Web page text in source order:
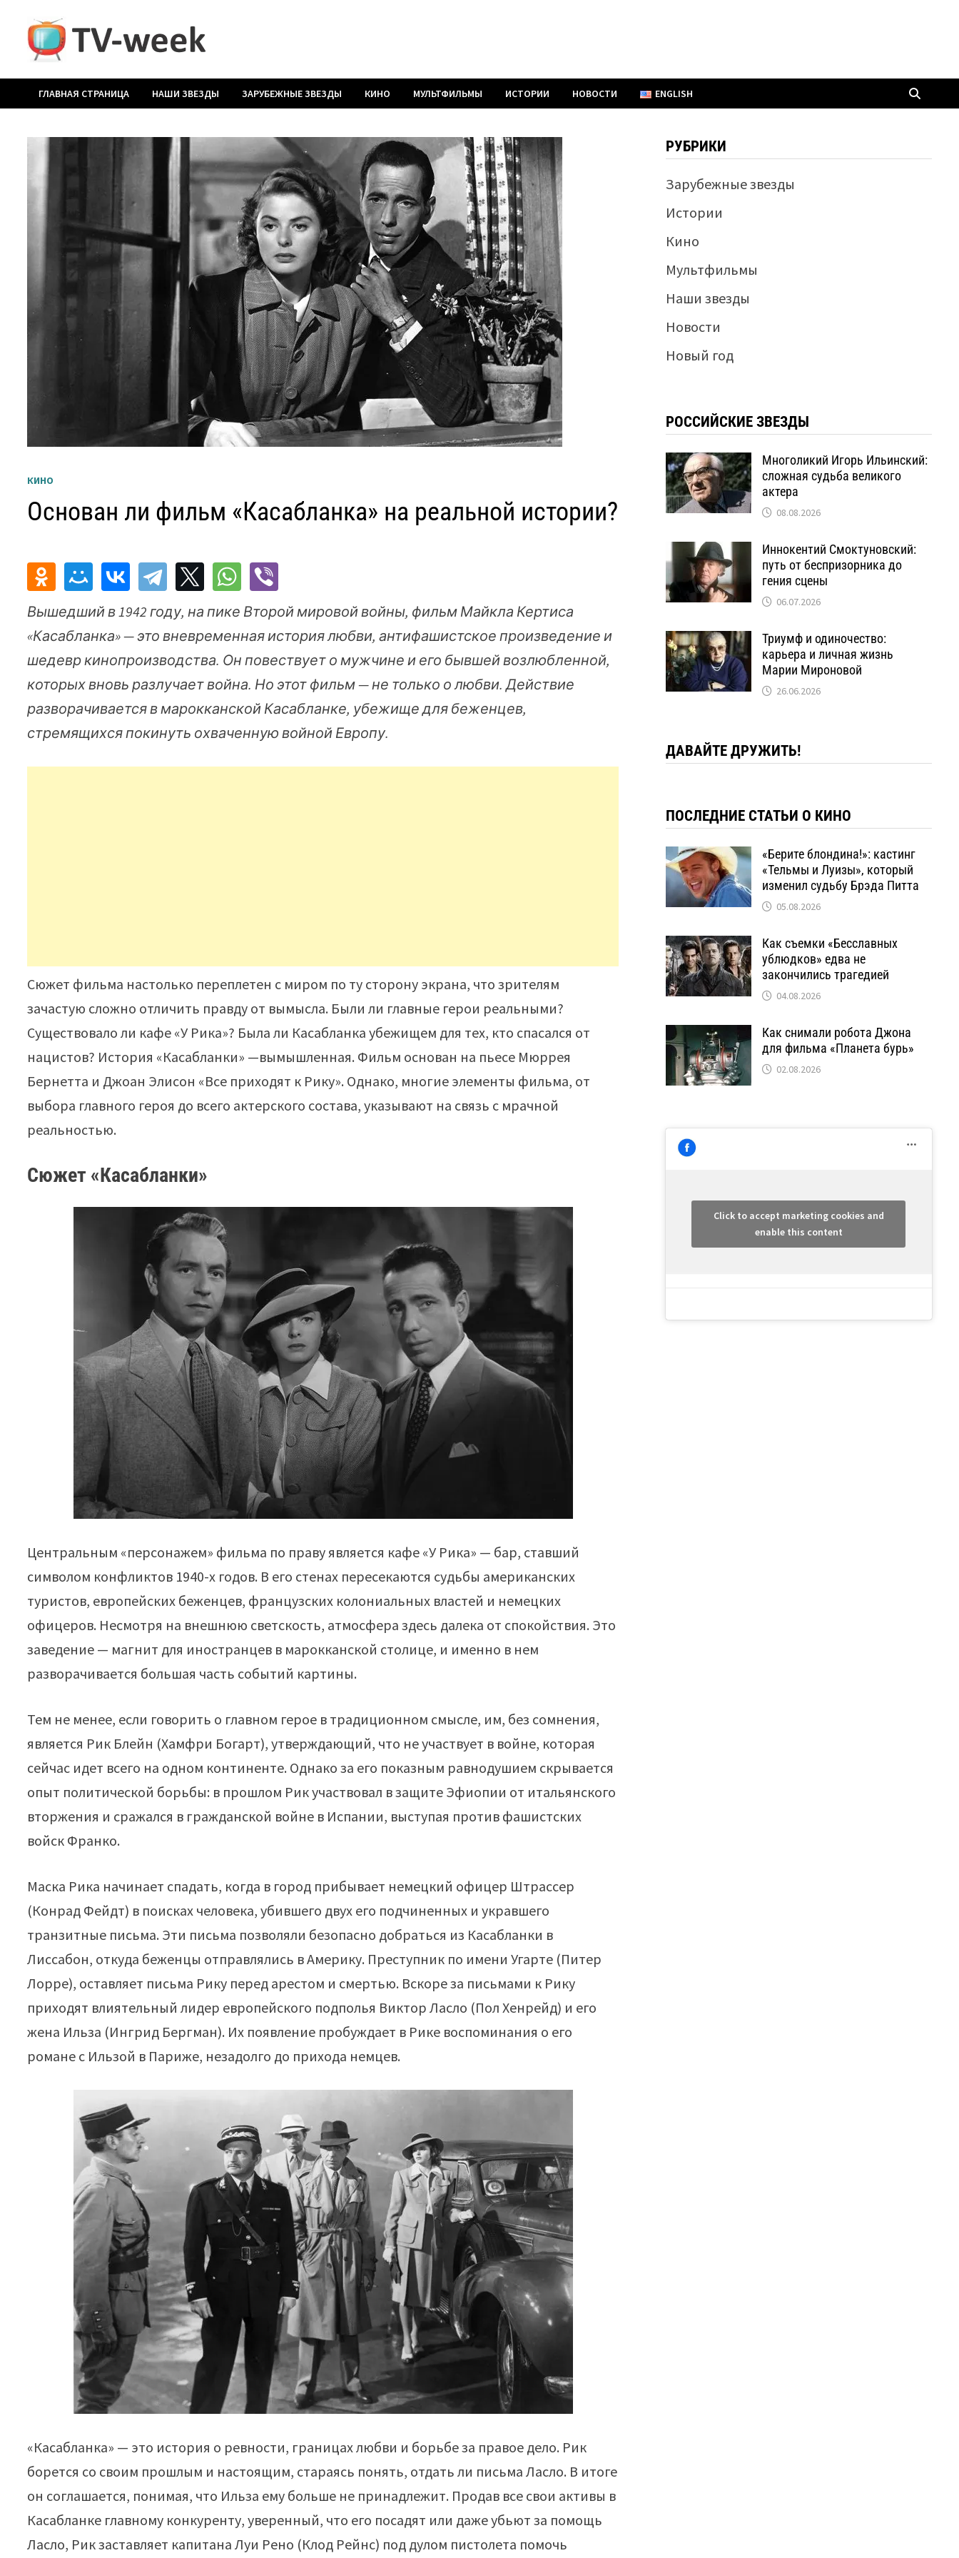
содержимому
ГЛАВНАЯ СТРАНИЦА НАШИ ЗВЕЗДЫ ЗАРУБЕЖНЫЕ ЗВЕЗДЫ КИНО МУЛЬТФИЛЬМЫ ИСТОРИИ НОВОСТИ ENGLISH
КИНО
Основан ли фильм «Касабланка» на реальной истории?
Вышедший в 1942 году, на пике Второй мировой войны, фильм Майкла Кертиса
«Касабланка» — это вневременная история любви, антифашистское произведение и
шедевр кинопроизводства. Он повествует о мужчине и его бывшей возлюбленной,
которых вновь разлучает война. Но этот фильм — не только о любви. Действие
разворачивается в марокканской Касабланке, убежище для беженцев,
стремящихся покинуть охваченную войной Европу.
Сюжет фильма настолько переплетен с миром по ту сторону экрана, что зрителям
зачастую сложно отличить правду от вымысла. Были ли главные герои реальными?
Существовало ли кафе «У Рика»? Была ли Касабланка убежищем для тех, кто спасался от
нацистов? История «Касабланки» —вымышленная. Фильм основан на пьесе Мюррея
Бернетта и Джоан Элисон «Все приходят к Рику». Однако, многие элементы фильма, от
выбора главного героя до всего актерского состава, указывают на связь с мрачной
реальностью.
Сюжет «Касабланки»
Центральным «персонажем» фильма по праву является кафе «У Рика» — бар, ставший
символом конфликтов 1940-х годов. В его стенах пересекаются судьбы американских
туристов, европейских беженцев, французских колониальных властей и немецких
офицеров. Несмотря на внешнюю светскость, атмосфера здесь далека от спокойствия. Это
заведение — магнит для иностранцев в марокканской столице, и именно в нем
разворачивается большая часть событий картины.
Тем не менее, если говорить о главном герое в традиционном смысле, им, без сомнения,
является Рик Блейн (Хамфри Богарт), утверждающий, что не участвует в войне, которая
сейчас идет всего на одном континенте. Однако за его показным равнодушием скрывается
опыт политической борьбы: в прошлом Рик участвовал в защите Эфиопии от итальянского
вторжения и сражался в гражданской войне в Испании, выступая против фашистских
войск Франко.
Маска Рика начинает спадать, когда в город прибывает немецкий офицер Штрассер
(Конрад Фейдт) в поисках человека, убившего двух его подчиненных и укравшего
транзитные письма. Эти письма позволяли безопасно добраться из Касабланки в
Лиссабон, откуда беженцы отправлялись в Америку. Преступник по имени Угарте (Питер
Лорре), оставляет письма Рику перед арестом и смертью. Вскоре за письмами к Рику
приходят влиятельный лидер европейского подполья Виктор Ласло (Пол Хенрейд) и его
жена Ильза (Ингрид Бергман). Их появление пробуждает в Рике воспоминания о его
романе с Ильзой в Париже, незадолго до прихода немцев.
«Касабланка» — это история о ревности, границах любви и борьбе за правое дело. Рик
борется со своим прошлым и настоящим, стараясь понять, отдать ли письма Ласло. В итоге
он соглашается, понимая, что Ильза ему больше не принадлежит. Продав все свои активы в
Касабланке главному конкуренту, уверенный, что его посадят или даже убьют за помощь
Ласло, Рик заставляет капитана Луи Рено (Клод Рейнс) под дулом пистолета помочь
РУБРИКИ
Зарубежные звезды
Истории
Кино
Мультфильмы
Наши звезды
Новости
Новый год
РОССИЙСКИЕ ЗВЕЗДЫ
Многоликий Игорь Ильинский:
сложная судьба великого
актера
08.08.2026
Иннокентий Смоктуновский:
путь от беспризорника до
гения сцены
06.07.2026
Триумф и одиночество:
карьера и личная жизнь
Марии Мироновой
26.06.2026
ДАВАЙТЕ ДРУЖИТЬ!
ПОСЛЕДНИЕ СТАТЬИ О КИНО
«Берите блондина!»: кастинг
«Тельмы и Луизы», который
изменил судьбу Брэда Питта
05.08.2026
Как съемки «Бесславных
ублюдков» едва не
закончились трагедией
04.08.2026
Как снимали робота Джона
для фильма «Планета бурь»
02.08.2026
Click to accept marketing cookies and
enable this content